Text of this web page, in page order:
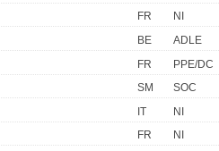
FR
NI
BE
ADLE
FR
PPE/DC
SM
SOC
IT
NI
FR
NI